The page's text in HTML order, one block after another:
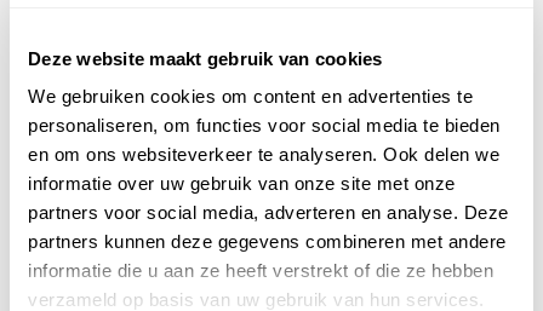
Deze website maakt gebruik van cookies
We gebruiken cookies om content en advertenties te
personaliseren, om functies voor social media te bieden
en om ons websiteverkeer te analyseren. Ook delen we
informatie over uw gebruik van onze site met onze
partners voor social media, adverteren en analyse. Deze
partners kunnen deze gegevens combineren met andere
informatie die u aan ze heeft verstrekt of die ze hebben
verzameld op basis van uw gebruik van hun services.
Officieel distributeur met Mobil Smeermiddelen
voor alle sectoren
Welke olie heb ik nodig
Alle producten bekijken
ReferentiesKwikfit,Roba ,de Groot